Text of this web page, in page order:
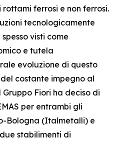
ferrosi e non ferrosi.
tecnologicamente
visti come
e tutela
evoluzione di questo
costante impegno al
Fiori ha deciso di
per entrambi gli
Bologna (Italmetalli) e
stabilimenti di